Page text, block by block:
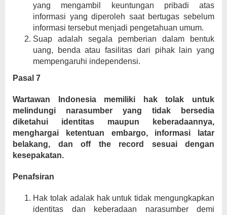
yang mengambil keuntungan pribadi atas
informasi yang diperoleh saat bertugas sebelum
informasi tersebut menjadi pengetahuan umum.
Suap adalah segala pemberian dalam bentuk
uang, benda atau fasilitas dari pihak lain yang
mempengaruhi independensi.
Pasal 7
Wartawan Indonesia memiliki hak tolak untuk
melindungi narasumber yang tidak bersedia
diketahui identitas maupun keberadaannya,
menghargai ketentuan embargo, informasi latar
belakang, dan off the record sesuai dengan
kesepakatan.
Penafsiran
Hak tolak adalak hak untuk tidak mengungkapkan
identitas dan keberadaan narasumber demi